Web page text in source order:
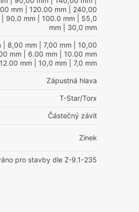
mm | 120.00 mm | 240,00
| 90.0 mm | 100.0 mm | 55,0
mm | 30,0 mm
| 8,00 mm | 7,00 mm | 10,00
mm | 6.00 mm | 10.00 mm
12.00 mm | 10,0 mm | 7,0 mm
Zápustná hlava
T-Star/Torx
Částečný závit
Zinek
pro stavby dle Z-9.1-235